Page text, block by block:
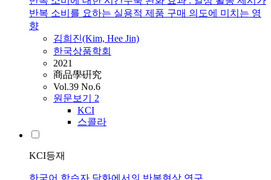
반복 소비를 요하는 실용적 제품 구매 의도에 미치는 영
향
김희진(Kim, Hee Jin)
한국상품학회
2021
商品學硏究
Vol.39 No.6
원문보기 2
KCI
스콜라
KCI등재